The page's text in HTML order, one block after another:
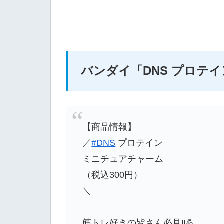
バンダイ 「DNS プロテ
【商品情報】
／#DNS プロテイン
ミニチュアチャーム
（税込300円）
＼